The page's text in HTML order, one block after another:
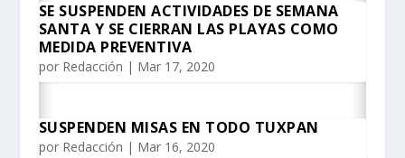
SE SUSPENDEN ACTIVIDADES DE SEMANA
SANTA Y SE CIERRAN LAS PLAYAS COMO
MEDIDA PREVENTIVA
por Redacción | Mar 17, 2020
SUSPENDEN MISAS EN TODO TUXPAN
por Redacción | Mar 16, 2020